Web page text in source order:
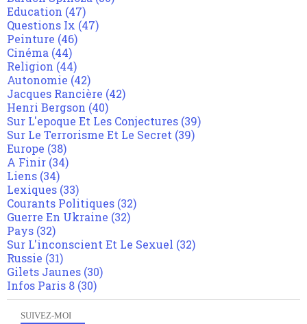
SUIVEZ-MOI
Education (47)
Questions Ix (47)
Peinture (46)
Cinéma (44)
Religion (44)
Autonomie (42)
Jacques Rancière (42)
Henri Bergson (40)
Sur L'epoque Et Les Conjectures (39)
Sur Le Terrorisme Et Le Secret (39)
Europe (38)
A Finir (34)
Liens (34)
Lexiques (33)
Courants Politiques (32)
Guerre En Ukraine (32)
Pays (32)
Sur L'inconscient Et Le Sexuel (32)
Russie (31)
Gilets Jaunes (30)
Infos Paris 8 (30)